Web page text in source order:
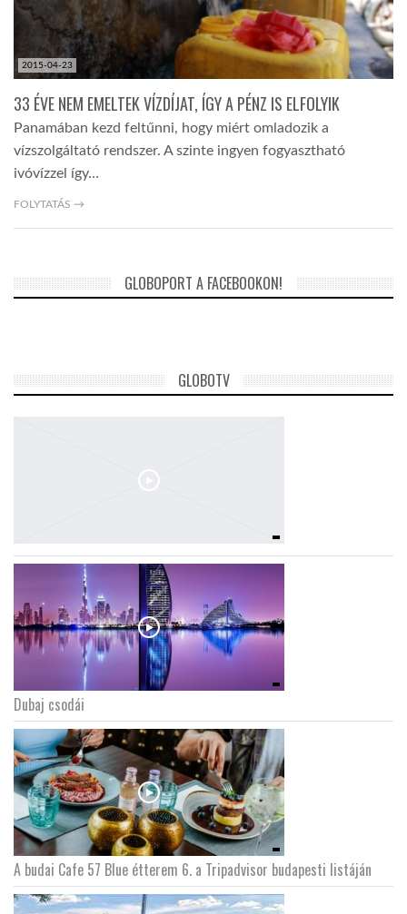
2015-04-23
33 ÉVE NEM EMELTEK VÍZDÍJAT, ÍGY A PÉNZ IS ELFOLYIK
Panamában kezd feltűnni, hogy miért omladozik a
vízszolgáltató rendszer. A szinte ingyen fogyasztható
ivóvízzel így…
FOLYTATÁS →
GLOBOPORT A FACEBOOKON!
GLOBOTV
Dubaj csodái
A budai Cafe 57 Blue étterem 6. a Tripadvisor budapesti listáján